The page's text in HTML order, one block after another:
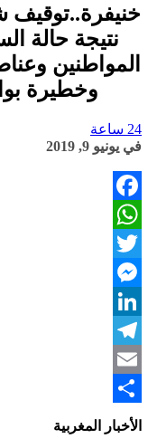
خنيفرة..توقيف
نتيجة حالة
المواطنين
وخطيرة
24 ساعة
في يونيو 9, 2019
Facebook
WhatsApp
Twitter
Messenger
LinkedIn
Telegram
Email
Share
الأخبار المغربية